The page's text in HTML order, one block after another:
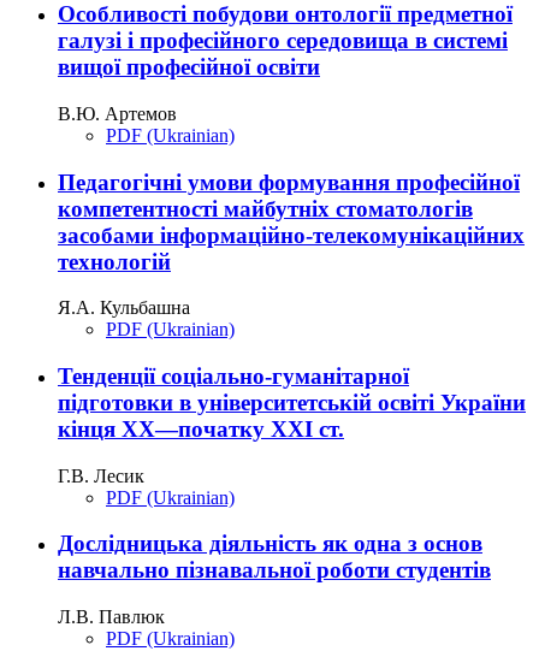
Особливості побудови онтології предметної
галузі і професійного середовища в системі
вищої професійної освіти
В.Ю. Артемов
PDF (Ukrainian)
Педагогічні умови формування професійної
компетентності майбутніх стоматологів
засобами інформаційно-телекомунікаційних
технологій
Я.А. Кульбашна
PDF (Ukrainian)
Тенденції соціально-гуманітарної
підготовки в університетській освіті України
кінця ХХ—початку ХХІ ст.
Г.В. Лесик
PDF (Ukrainian)
Дослідницька діяльність як одна з основ
навчально пізнавальної роботи студентів
Л.В. Павлюк
PDF (Ukrainian)